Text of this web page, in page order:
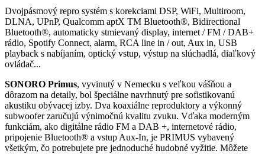
Dvojpásmový repro systém s korekciami DSP, WiFi, Multiroom,
DLNA, UPnP, Qualcomm aptX TM Bluetooth®, Bidirectional
Bluetooth®, automaticky stmievaný display, internet / FM / DAB+
rádio, Spotify Connect, alarm, RCA line in / out, Aux in, USB
playback s nabíjaním, optický vstup, výstup na slúchadlá, diaľkový
ovládač...
SONORO Primus, vyvinutý v Nemecku s veľkou vášňou a
dôrazom na detaily, bol špeciálne navrhnutý pre sofistikovanú
akustiku obývacej izby. Dva koaxiálne reproduktory a výkonný
subwoofer zaručujú výnimočnú kvalitu zvuku. Vďaka moderným
funkciám, ako digitálne rádio FM a DAB +, internetové rádio,
pripojenie Bluetooth® a vstup Aux-In, je PRIMUS vybavený
všetkým, čo potrebujete pre jednoduché hudobné vyžitie. Môžete